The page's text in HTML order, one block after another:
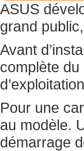
ASUS
grand
Avant
complète
Pour une
au modèle.
démarrage